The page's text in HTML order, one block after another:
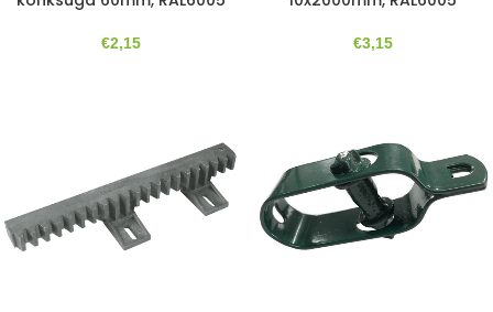
€2,15 €3,15